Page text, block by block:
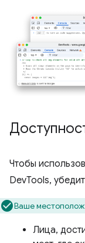
Чтобы
DevTools,
Ваше
Лица,